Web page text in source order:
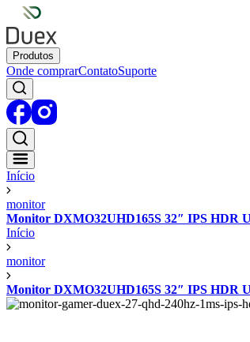
Produtos
Onde comprarContatoSuporte
Início
monitor
Monitor DXMO32UHD165S 32″ IPS HDR
Início
monitor
Monitor DXMO32UHD165S 32″ IPS HDR